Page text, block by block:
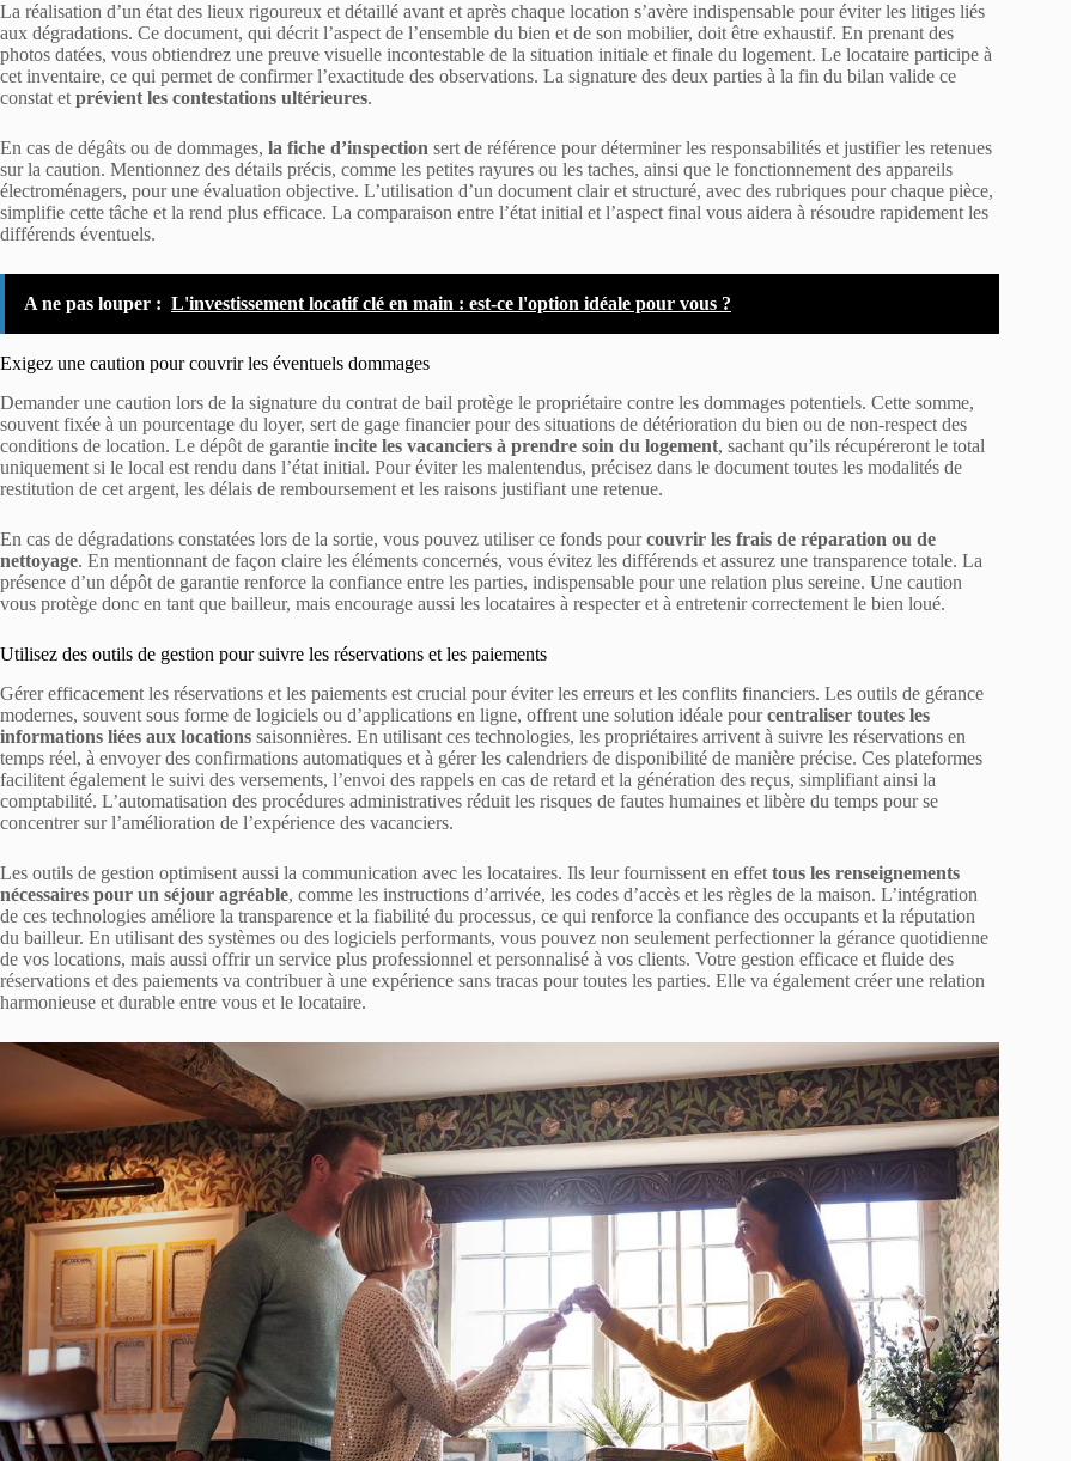
La réalisation d’un état des lieux rigoureux et détaillé avant et après chaque location s’avère indispensable pour éviter les litiges liés
aux dégradations. Ce document, qui décrit l’aspect de l’ensemble du bien et de son mobilier, doit être exhaustif. En prenant des
photos datées, vous obtiendrez une preuve visuelle incontestable de la situation initiale et finale du logement. Le locataire participe à
cet inventaire, ce qui permet de confirmer l’exactitude des observations. La signature des deux parties à la fin du bilan valide ce
constat et prévient les contestations ultérieures.
En cas de dégâts ou de dommages, la fiche d’inspection sert de référence pour déterminer les responsabilités et justifier les retenues
sur la caution. Mentionnez des détails précis, comme les petites rayures ou les taches, ainsi que le fonctionnement des appareils
électroménagers, pour une évaluation objective. L’utilisation d’un document clair et structuré, avec des rubriques pour chaque pièce,
simplifie cette tâche et la rend plus efficace. La comparaison entre l’état initial et l’aspect final vous aidera à résoudre rapidement les
différends éventuels.
A ne pas louper : L'investissement locatif clé en main : est-ce l'option idéale pour vous ?
Exigez une caution pour couvrir les éventuels dommages
Demander une caution lors de la signature du contrat de bail protège le propriétaire contre les dommages potentiels. Cette somme,
souvent fixée à un pourcentage du loyer, sert de gage financier pour des situations de détérioration du bien ou de non-respect des
conditions de location. Le dépôt de garantie incite les vacanciers à prendre soin du logement, sachant qu’ils récupéreront le total
uniquement si le local est rendu dans l’état initial. Pour éviter les malentendus, précisez dans le document toutes les modalités de
restitution de cet argent, les délais de remboursement et les raisons justifiant une retenue.
En cas de dégradations constatées lors de la sortie, vous pouvez utiliser ce fonds pourcouvrir les frais de réparation ou de
nettoyage. En mentionnant de façon claire les éléments concernés, vous évitez les différends et assurez une transparence totale. La
présence d’un dépôt de garantie renforce la confiance entre les parties, indispensable pour une relation plus sereine. Une caution
vous protège donc en tant que bailleur, mais encourage aussi les locataires à respecter et à entretenir correctement le bien loué.
Utilisez des outils de gestion pour suivre les réservations et les paiements
Gérer efficacement les réservations et les paiements est crucial pour éviter les erreurs et les conflits financiers. Les outils de gérance
modernes, souvent sous forme de logiciels ou d’applications en ligne, offrent une solution idéale pourcentraliser toutes les
informations liées aux locations saisonnières. En utilisant ces technologies, les propriétaires arrivent à suivre les réservations en
temps réel, à envoyer des confirmations automatiques et à gérer les calendriers de disponibilité de manière précise. Ces plateformes
facilitent également le suivi des versements, l’envoi des rappels en cas de retard et la génération des reçus, simplifiant ainsi la
comptabilité. L’automatisation des procédures administratives réduit les risques de fautes humaines et libère du temps pour se
concentrer sur l’amélioration de l’expérience des vacanciers.
Les outils de gestion optimisent aussi la communication avec les locataires. Ils leur fournissent en effet tous les renseignements
nécessaires pour un séjour agréable, comme les instructions d’arrivée, les codes d’accès et les règles de la maison. L’intégration
de ces technologies améliore la transparence et la fiabilité du processus, ce qui renforce la confiance des occupants et la réputation
du bailleur. En utilisant des systèmes ou des logiciels performants, vous pouvez non seulement perfectionner la gérance quotidienne
de vos locations, mais aussi offrir un service plus professionnel et personnalisé à vos clients. Votre gestion efficace et fluide des
réservations et des paiements va contribuer à une expérience sans tracas pour toutes les parties. Elle va également créer une relation
harmonieuse et durable entre vous et le locataire.